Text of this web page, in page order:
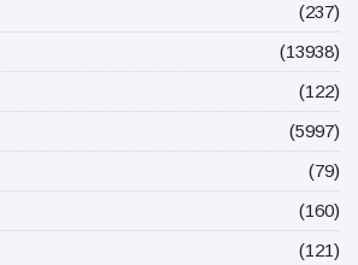
(237)
(13938)
(122)
(5997)
(79)
(160)
(121)